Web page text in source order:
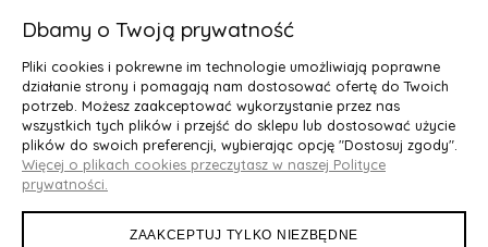
INFORMACJE
MOJE KONTO
O NAS
Deluxury.pl
Dbamy o Twoją prywatność
Pliki cookies i pokrewne im technologie umożliwiają poprawne
działanie strony i pomagają nam dostosować ofertę do Twoich
potrzeb. Możesz zaakceptować wykorzystanie przez nas
wszystkich tych plików i przejść do sklepu lub dostosować użycie
plików do swoich preferencji, wybierając opcję "Dostosuj zgody".
Więcej o plikach cookies przeczytasz w naszej Polityce
prywatności.
ZAAKCEPTUJ TYLKO NIEZBĘDNE